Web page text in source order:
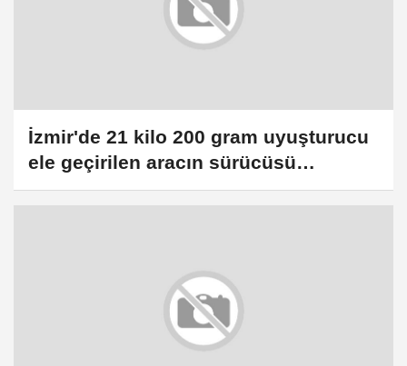
İzmir'de 21 kilo 200 gram uyuşturucu
ele geçirilen aracın sürücüsü
tutuklandı